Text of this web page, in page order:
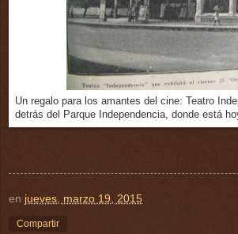
Un regalo para los amantes del cine: Teatro
detrás del Parque Independencia, donde está
en jueves, marzo 19, 2015
Compartir